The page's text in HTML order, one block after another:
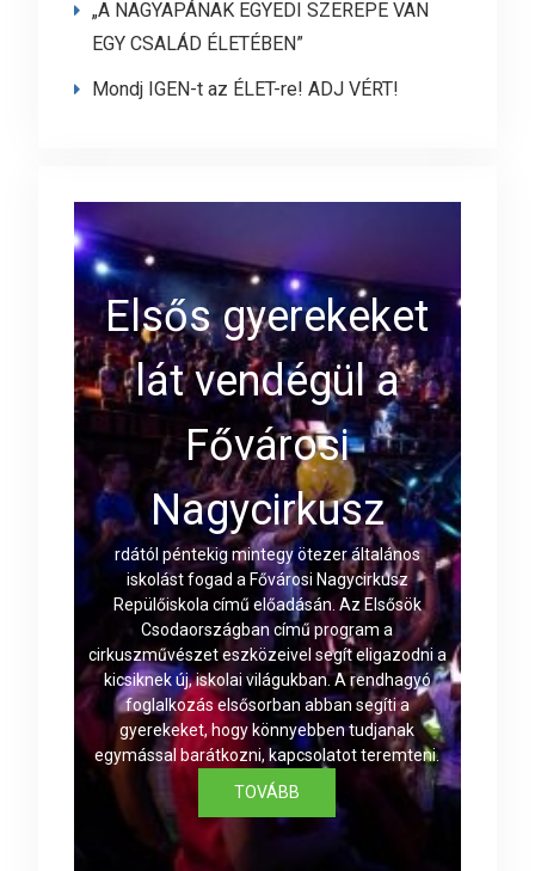
„A NAGYAPÁNAK EGYEDI SZEREPE VAN
EGY CSALÁD ÉLETÉBEN”
Mondj IGEN-t az ÉLET-re! ADJ VÉRT!
Elsős gyerekeket
lát vendégül a
Fővárosi
Nagycirkusz
rdától péntekig mintegy ötezer általános
iskolást fogad a Fővárosi Nagycirkusz
Repülőiskola című előadásán. Az Elsősök
Csodaországban című program a
cirkuszművészet eszközeivel segít eligazodni a
kicsiknek új, iskolai világukban. A rendhagyó
foglalkozás elsősorban abban segíti a
gyerekeket, hogy könnyebben tudjanak
egymással barátkozni, kapcsolatot teremteni.
TOVÁBB